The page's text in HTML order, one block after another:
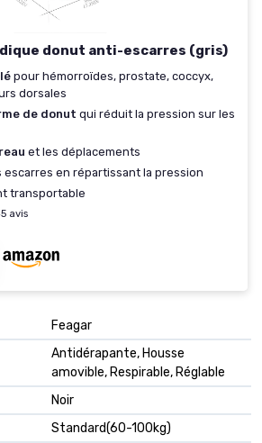
donut anti-escarres (gris)
pour hémorroïdes, prostate, coccyx,
dorsales
de donut qui réduit la pression sur les
et les déplacements
escarres en répartissant la pression
transportable
avis
Feagar
Antidérapante, Housse
amovible, Respirable, Réglable
Noir
Standard(60-100kg)